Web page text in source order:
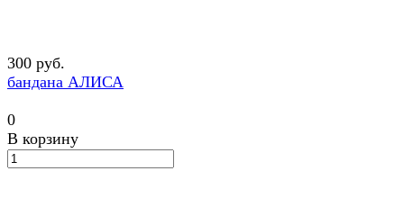
300 руб.
бандана АЛИСА
0
В корзину